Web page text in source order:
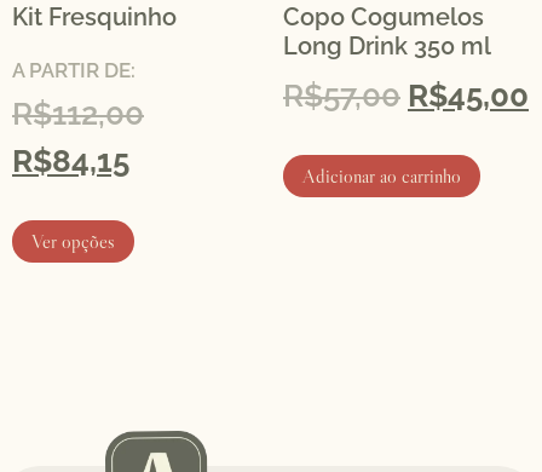
Kit Fresquinho
A PARTIR DE:
R$112,00
R$84,15
Ver opções
Copo Cogumelos
Long Drink 350 ml
R$57,00 R$45,00
Adicionar ao carrinho